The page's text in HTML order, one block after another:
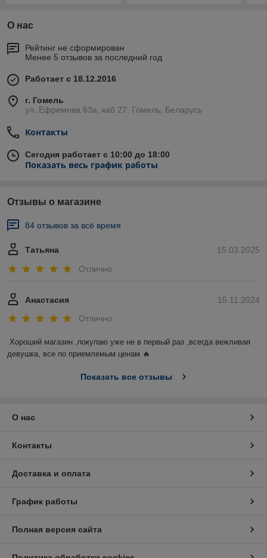
О нас
Рейтинг не сформирован
Менее 5 отзывов за последний год
Работает с 18.12.2016
г. Гомель
ул. Ефремова 63а, каб 27, Гомель, Беларусь
Контакты
Сегодня работает с 10:00 до 18:00
Показать весь график работы
Отзывы о магазине
84 отзывов за всё время
15.03.2025
Татьяна
Отлично
15.11.2024
Анастасия
Отлично
Хороший магазин ,покупаю уже не в первый раз ,всегда вежливая
девушка, все по приемлемым ценам 🔥
Показать все отзывы
О нас
Контакты
Доставка и оплата
График работы
Полная версия сайта